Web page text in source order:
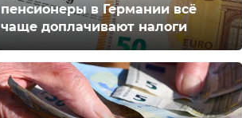
пенсионеры в Германии всё
чаще доплачивают налоги